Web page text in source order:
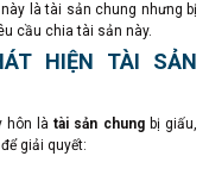
là tài sản chung nhưng bị
cầu chia tài sản này.
HIỆN TÀI SẢN
hôn làtài sản chungbị giấu,
giải quyết: